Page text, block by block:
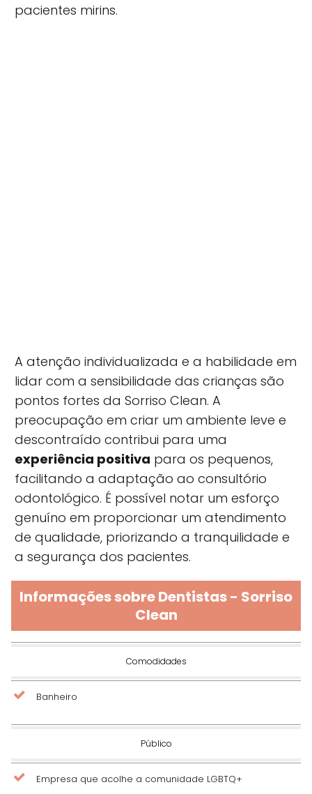
pacientes mirins.
A atenção individualizada e a habilidade em
lidar com a sensibilidade das crianças são
pontos fortes da Sorriso Clean. A
preocupação em criar um ambiente leve e
descontraído contribui para uma
experiência positiva para os pequenos,
facilitando a adaptação ao consultório
odontológico. É possível notar um esforço
genuíno em proporcionar um atendimento
de qualidade, priorizando a tranquilidade e
a segurança dos pacientes.
Informações sobre Dentistas - Sorriso
Clean
Comodidades
Banheiro
Público
Empresa que acolhe a comunidade LGBTQ+